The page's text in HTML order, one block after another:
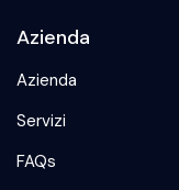
Azienda
Azienda
Servizi
FAQs